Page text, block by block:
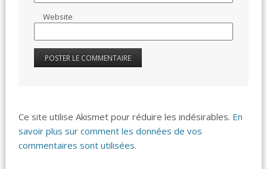
Website
Ce site utilise Akismet pour réduire les indésirables. En
savoir plus sur comment les données de vos
commentaires sont utilisées.